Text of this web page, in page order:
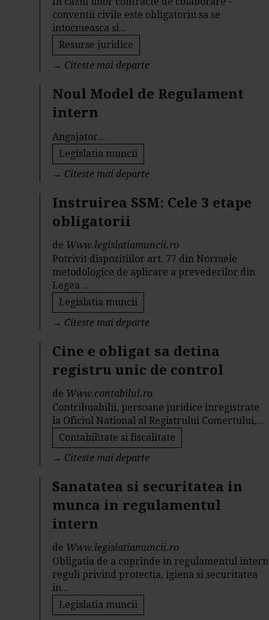
conventii civile este obligatoriu sa se
intocmeasca si...
Resurse juridice
→ Citeste mai departe
Noul Model de Regulament
intern
Angajator...
Legislatia muncii
→ Citeste mai departe
Instruirea SSM: Cele 3 etape
obligatorii
de Www.legislatiamuncii.ro
Potrivit dispozitiilor art. 77 din Normele
metodologice de aplicare a prevederilor din
Legea ...
Legislatia muncii
→ Citeste mai departe
Cine e obligat sa detina
registru unic de control
de Www.contabilul.ro
Contribuabilii, persoane juridice inregistrate
la Oficiul National al Registrului Comertului,...
Contabilitate si fiscalitate
→ Citeste mai departe
Sanatatea si securitatea in
munca in regulamentul
intern
de Www.legislatiamuncii.ro
Obligatia de a cuprinde in regulamentul intern
reguli privind protectia, igiena si securitatea
in...
Legislatia muncii